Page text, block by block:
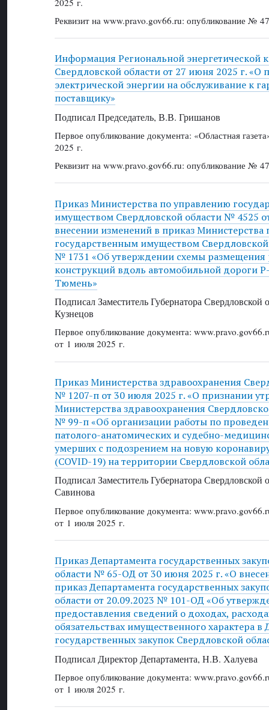
2025 г.
Реквизит на www.pravo.gov66.ru: опубликование №
Информация Региональной энергетической
Свердловской области от 27 июня 2025 г. «О
электрической энергии на обслуживание к
поставщику»
Подписал Председатель, В.В. Гришанов
Первое опубликование документа: «Областная
2025 г.
Реквизит на www.pravo.gov66.ru: опубликование №
Приказ Министерства по управлению
имуществом Свердловской области № 4525
внесении изменений в приказ Министерства
государственным имуществом Свердловской
№ 1731 «Об утверждении схемы размещения
конструкций вдоль автомобильной дороги
Тюмень»
Подписал Заместитель Губернатора
Кузнецов
Первое опубликование документа:
от 1 июля 2025 г.
Приказ Министерства здравоохранения
№ 1207-п от 30 июля 2025 г. «О признании
Министерства здравоохранения
№ 99-п «Об организации работы по
патолого-анатомических и судебно-
умерших с подозрением на новую
(COVID-19) на территории Свердловской
Подписал Заместитель Губернатора
Савинова
Первое опубликование документа:
от 1 июля 2025 г.
Приказ Департамента государственных
области № 65-ОД от 30 июня 2025 г. «О
приказ Департамента государственных
области от 20.09.2023 № 101-ОД «Об
предоставления сведений о доходах,
обязательствах имущественного характера в
государственных закупок Свердловской
Подписал Директор Департамента, Н.В. Халуева
Первое опубликование документа:
от 1 июля 2025 г.